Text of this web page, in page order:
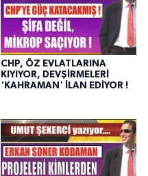
CHP, ÖZ EVLATLARINA
KIYIYOR, DEVŞİRMELERİ
'KAHRAMAN' İLAN EDİYOR !